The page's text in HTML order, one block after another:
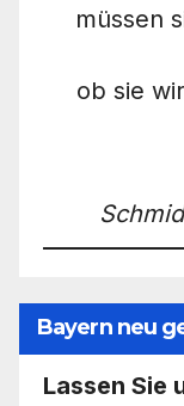
müssen
ob sie
Bayern neu
Lassen Sie